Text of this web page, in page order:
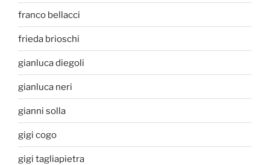
franco bellacci
frieda brioschi
gianluca diegoli
gianluca neri
gianni solla
gigi cogo
gigi tagliapietra